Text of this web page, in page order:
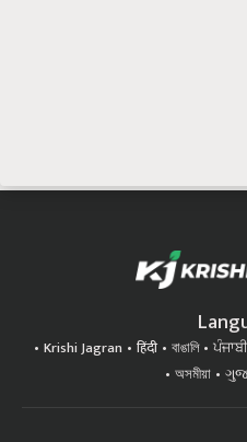
Krishi Jagran हिंदी বাঙালি ਪੰਜਾਬੀ
অসমীয়া